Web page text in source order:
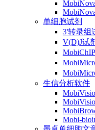
单细胞试剂
3'转录组
V(D)J试
生信分析软件
Mobi-